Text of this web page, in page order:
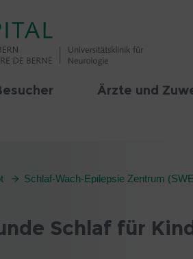
Ärzte und
Schlaf-Wach-Epilepsie Zentrum
Schlaf für